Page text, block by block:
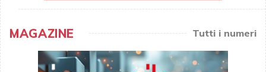
MAGAZINE Tutti i numeri